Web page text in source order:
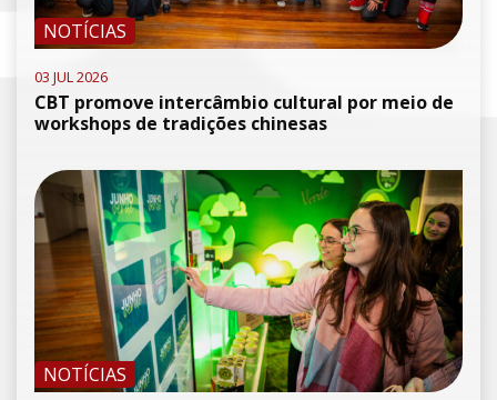
NOTÍCIAS
03 JUL 2026
CBT promove intercâmbio cultural por meio de
workshops de tradições chinesas
NOTÍCIAS